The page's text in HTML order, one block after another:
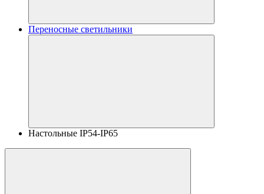
Переносные светильники
Настольные IP54-IP65